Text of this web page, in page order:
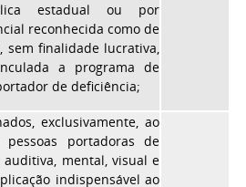
estadual ou por
reconhecida como de
sem finalidade lucrativa,
a programa de
de deficiência;
exclusivamente, ao
portadoras de
auditiva, mental, visual e
indispensável ao